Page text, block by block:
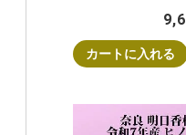
カートに入れる